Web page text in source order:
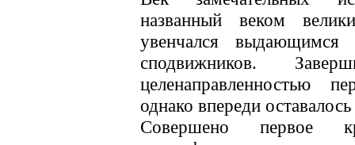
названный веком
увенчался
сподвижников.
целенаправленностью
однако впереди
Совершено первое